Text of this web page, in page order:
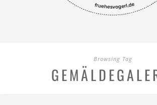
Browsing Tag